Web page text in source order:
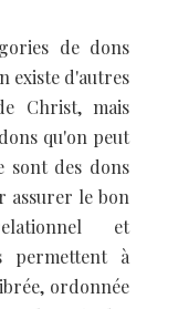
de dons
existe d'autres
Christ, mais
qu'on peut
sont des dons
assurer le bon
et
permettent à
ordonnée